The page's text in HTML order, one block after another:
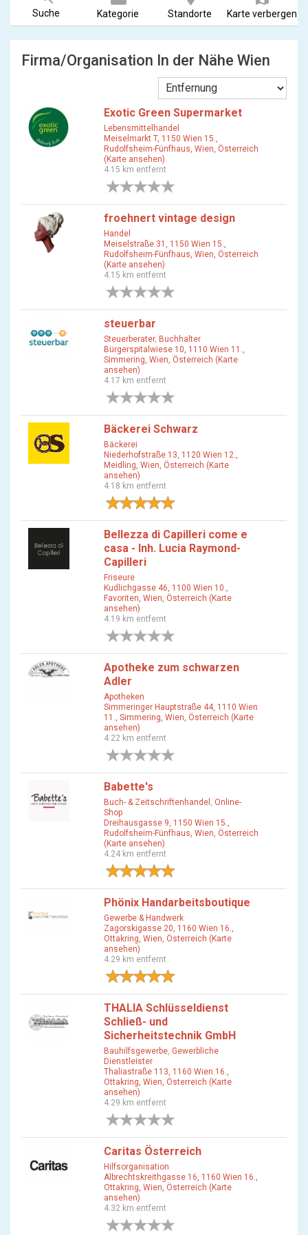
Suche Kategorie Standorte Karte verbergen
Firma/Organisation In der Nähe Wien
Exotic Green Supermarket
Lebensmittelhandel
Meiselmarkt T, 1150 Wien 15.,
Rudolfsheim-Fünfhaus, Wien, Österreich
(Karte ansehen)
4.15 km entfernt
froehnert vintage design
Handel
Meiselstraße 31, 1150 Wien 15.,
Rudolfsheim-Fünfhaus, Wien, Österreich
(Karte ansehen)
4.15 km entfernt
steuerbar
Steuerberater, Buchhalter
Bürgerspitalwiese 10, 1110 Wien 11.,
Simmering, Wien, Österreich (Karte
ansehen)
4.17 km entfernt
Bäckerei Schwarz
Bäckerei
Niederhofstraße 13, 1120 Wien 12.,
Meidling, Wien, Österreich (Karte
ansehen)
4.18 km entfernt
Bellezza di Capilleri come e
casa - Inh. Lucia Raymond-
Capilleri
Friseure
Kudlichgasse 46, 1100 Wien 10.,
Favoriten, Wien, Österreich (Karte
ansehen)
4.19 km entfernt
Apotheke zum schwarzen
Adler
Apotheken
Simmeringer Hauptstraße 44, 1110 Wien
11., Simmering, Wien, Österreich (Karte
ansehen)
4.22 km entfernt
Babette's
Buch- & Zeitschriftenhandel , Online-
Shop
Dreihausgasse 9, 1150 Wien 15.,
Rudolfsheim-Fünfhaus, Wien, Österreich
(Karte ansehen)
4.24 km entfernt
Phönix Handarbeitsboutique
Gewerbe & Handwerk
Zagorskigasse 20, 1160 Wien 16.,
Ottakring, Wien, Österreich (Karte
ansehen)
4.29 km entfernt
THALIA Schlüsseldienst
Schließ- und
Sicherheitstechnik GmbH
Bauhilfsgewerbe, Gewerbliche
Dienstleister
Thaliastraße 113, 1160 Wien 16.,
Ottakring, Wien, Österreich (Karte
ansehen)
4.29 km entfernt
Caritas Österreich
Hilfsorganisation
Albrechtskreithgasse 16, 1160 Wien 16.,
Ottakring, Wien, Österreich (Karte
ansehen)
4.32 km entfernt